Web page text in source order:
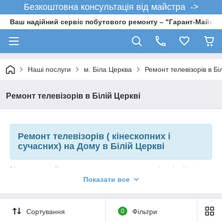
Безкоштовна консультація від майстра ->
Ваш надійний сервіс побутового ремонту – "Гарант-
Наші послуги м. Біла Церква Ремонт телевізорів в
Ремонт телевізорів в Білій Церкві
Ремонт телевізорів ( кінескопних і
сучасних) на Дому в Білій Церкві
Ми пропонує Вам послугу по ремонту телевізорів
. Наші
майстри, які мають відмінні знання, навички та вміння,
виправлять поломку Вашого телевізора швидко, якісно і з
гарантією!
Показати все
Сортування 0 Фільтри